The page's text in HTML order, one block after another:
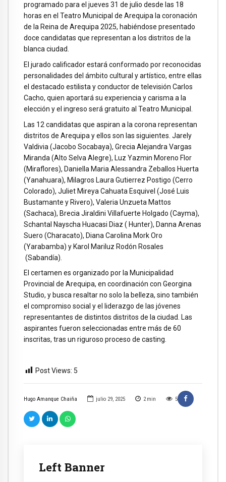
Hugo Amanque Chaiña julio 29, 2025 2 min 5
Left Banner
programado para el jueves 31 de julio desde las 18
horas en el Teatro Municipal de Arequipa la coronación
de la Reina de Arequipa 2025, habiéndose presentado
doce candidatas que representan a los distritos de la
blanca ciudad.
El jurado calificador estará conformado por reconocidas
personalidades del ámbito cultural y artístico, entre ellas
el destacado estilista y conductor de televisión Carlos
Cacho, quien aportará su experiencia y carisma a la
elección y el ingreso será gratuito al Teatro Municipal.
Las 12 candidatas que aspiran a la corona representan
distritos de Arequipa y ellos son las siguientes. Jarely
Valdivia (Jacobo Socabaya), Grecia Alejandra Vargas
Miranda (Alto Selva Alegre), Luz Yazmin Moreno Flor
(Miraflores), Daniella Maria Alessandra Zeballos Huerta
(Yanahuara), Milagros Laura Gutierrez Postigo (Cerro
Colorado), Juliet Mireya Cahuata Esquivel (José Luis
Bustamante y Rivero), Valeria Unzueta Mattos
(Sachaca), Brecia Jiraldini Villafuerte Holgado (Cayma),
Schantal Nayscha Huacasi Diaz ( Hunter), Danna Arenas
Suero (Characato), Diana Carolina Mork Oro
(Yarabamba) y Karol Mariluz Rodón Rosales
(Sabandía).
El certamen es organizado por la Municipalidad
Provincial de Arequipa, en coordinación con Georgina
Studio, y busca resaltar no solo la belleza, sino también
el compromiso social y el liderazgo de las jóvenes
representantes de distintos distritos de la ciudad. Las
aspirantes fueron seleccionadas entre más de 60
inscritas, tras un riguroso proceso de casting.
Post Views: 5